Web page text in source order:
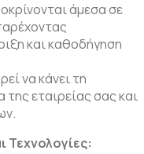
άμεσα σε
και καθοδήγηση
να κάνει τη
εταιρείας σας και
Τεχνολογίες: